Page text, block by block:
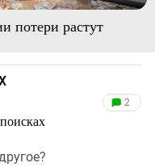
потери растут
2